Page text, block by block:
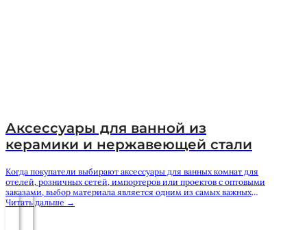
Аксессуары для ванной из
керамики и нержавеющей стали
Когда покупатели выбирают аксессуары для ванных комнат для
отелей, розничных сетей, импортеров или проектов с оптовыми
заказами, выбор материала является одним из самых важных
решений. Дозатор для мыла, подставка для зубных щеток, стакан,
Читать дальше →